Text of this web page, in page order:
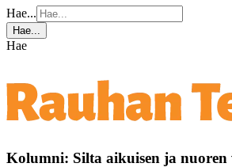
Hae...
Hae...
Hae
Kolumni: Silta aikuisen ja nuoren